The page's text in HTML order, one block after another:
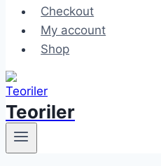
Checkout
My account
Shop
Teoriler